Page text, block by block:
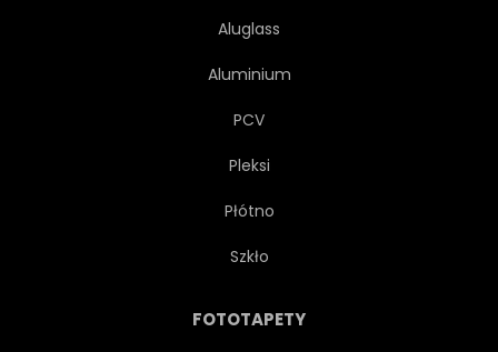
Aluglass
Aluminium
PCV
Pleksi
Płótno
Szkło
FOTOTAPETY